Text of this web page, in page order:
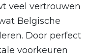
veel vertrouwen
Belgische
Door perfect
voorkeuren